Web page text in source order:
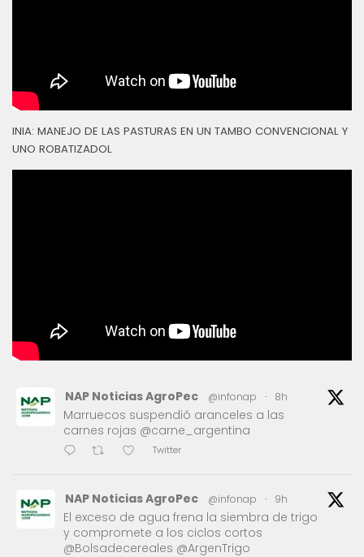
INIA: MANEJO DE LAS PASTURAS EN UN TAMBO CONVENCIONAL Y
UNO ROBATIZADOL
NAP Noticias AgroPec @infonap · 8h
Marruecos suspendió aranceles a las
carnes rojas @carne_argentina
Twitter
NAP Noticias AgroPec @infonap · 9h
El exceso de agua frena la siembra de trigo
y compromete a los ciclos cortos
@Bolsadecereales @ArgenTrigo